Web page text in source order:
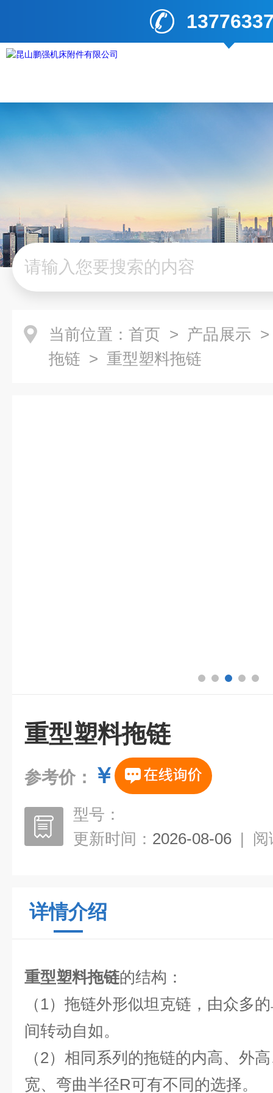
当前位置： 首页 > 产品展示
拖链 > 重型塑料拖链
重型塑料拖链
参考价： ￥
型号：
更新时间： 2026-08-06 | 阅
详情介绍
重型塑料拖链的结构：
（1）拖链外形似坦克链，由众多
间转动自如。
（2）相同系列的拖链的内高、外
宽、弯曲半径R可有不同的选择。